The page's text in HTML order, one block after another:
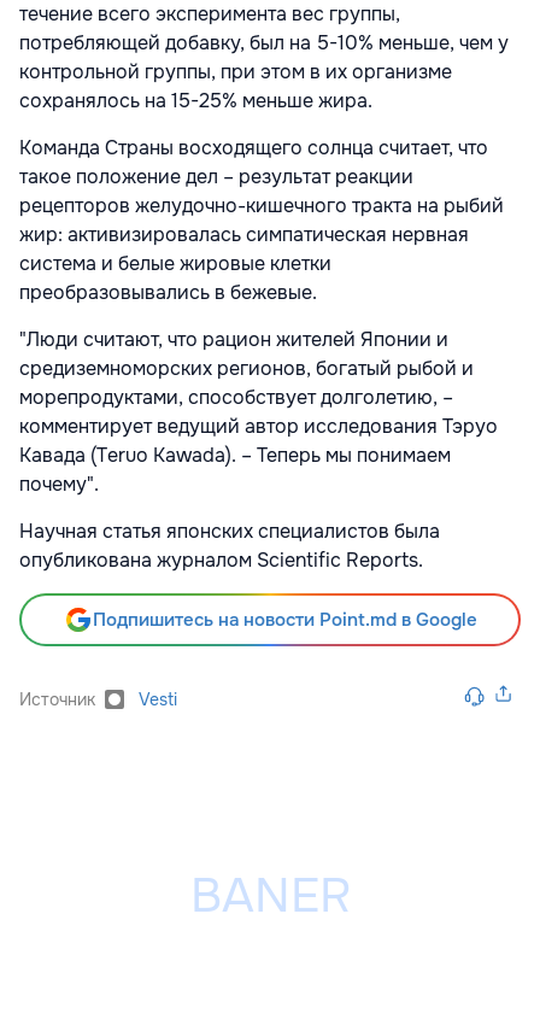
течение всего эксперимента вес группы,
потребляющей добавку, был на 5-10% меньше, чем у
контрольной группы, при этом в их организме
сохранялось на 15-25% меньше жира.
Команда Страны восходящего солнца считает, что
такое положение дел – результат реакции
рецепторов желудочно-кишечного тракта на рыбий
жир: активизировалась симпатическая нервная
система и белые жировые клетки
преобразовывались в бежевые.
"Люди считают, что рацион жителей Японии и
средиземноморских регионов, богатый рыбой и
морепродуктами, способствует долголетию, –
комментирует ведущий автор исследования Тэруо
Кавада (Teruo Kawada). – Теперь мы понимаем
почему".
Научная статья японских специалистов была
опубликована журналом Scientific Reports.
Подпишитесь на новости Point.md в Google
Источник Vesti